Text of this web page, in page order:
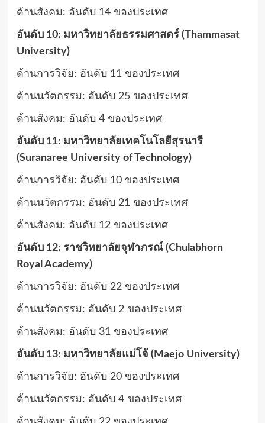
ด้านสังคม: อันดับ 14 ของประเทศ
อันดับ 10: มหาวิทยาลัยธรรมศาสตร์ (Thammasat
University)
ด้านการวิจัย: อันดับ 11 ของประเทศ
ด้านนวัตกรรม: อันดับ 25 ของประเทศ
ด้านสังคม: อันดับ 4 ของประเทศ
อันดับ 11: มหาวิทยาลัยเทคโนโลยีสุรนารี
(Suranaree University of Technology)
ด้านการวิจัย: อันดับ 10 ของประเทศ
ด้านนวัตกรรม: อันดับ 21 ของประเทศ
ด้านสังคม: อันดับ 12 ของประเทศ
อันดับ 12: ราชวิทยาลัยจุฬาภรณ์ (Chulabhorn
Royal Academy)
ด้านการวิจัย: อันดับ 22 ของประเทศ
ด้านนวัตกรรม: อันดับ 2 ของประเทศ
ด้านสังคม: อันดับ 31 ของประเทศ
อันดับ 13: มหาวิทยาลัยแม่โจ้ (Maejo University)
ด้านการวิจัย: อันดับ 20 ของประเทศ
ด้านนวัตกรรม: อันดับ 4 ของประเทศ